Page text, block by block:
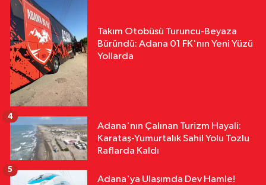
Takım Otobüsü Turuncu-Beyaza
Büründü: Adana 01 FK'nın Yeni Yüzü
Yollarda
Adana'nın Çalınan Turizm Hayali:
Karataş-Yumurtalık Sahil Yolu Tozlu
Raflarda Kaldı
4
Adana'ya Ulaşımda Dev Hamle!
5